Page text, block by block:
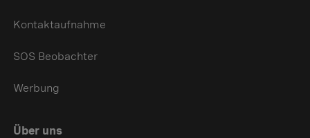
Kontaktaufnahme
SOS Beobachter
Werbung
Über uns